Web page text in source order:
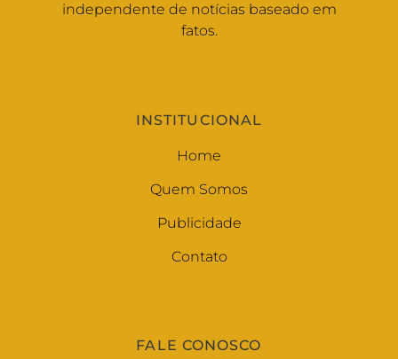
independente de notícias baseado em
fatos.
INSTITUCIONAL
Home
Quem Somos
Publicidade
Contato
FALE CONOSCO